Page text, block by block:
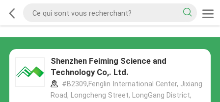
Shenzhen Feiming Science and
Technology Co,. Ltd.
#B2309,Fenglin International Center, Jixiang
Road, Longcheng Street, LongGang District,